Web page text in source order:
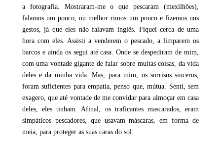
a fotografia. Mostraram-me o que pescaram (mexilhões),
falamos um pouco, ou melhor rimos um pouco e fizemos uns
gestos, já que eles não falavam inglês. Fiquei cerca de uma
hora com eles. Assisti a venderem o pescado, a limparem os
barcos e ainda os segui até casa. Onde se despediram de mim,
com uma vontade gigante de falar sobre muitas coisas, da vida
deles e da minha vida. Mas, para mim, os sorrisos sinceros,
foram suficientes para empatia, penso que, mútua. Senti, sem
exagero, que até vontade de me convidar para almoçar em casa
deles, eles tinham. Afinal, os traficantes mascarados, eram
simpáticos pescadores, que usavam máscaras, em forma de
meia, para proteger as suas caras do sol.